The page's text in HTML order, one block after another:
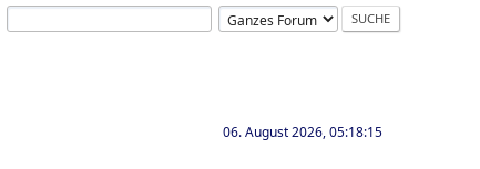
06. August 2026, 05:18:15